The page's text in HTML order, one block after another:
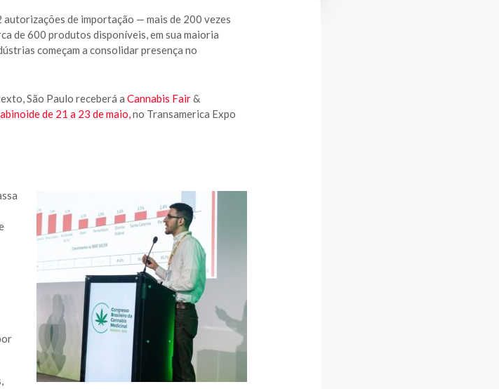
de importação — mais de 200 vezes
de 600 produtos disponíveis, em sua maioria
começam a consolidar presença no
São Paulo receberá a Cannabis Fair&
de 21 a 23 de maio,no Transamerica Expo